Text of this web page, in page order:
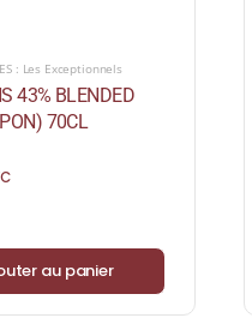
: Les Exceptionnels
43% BLENDED
70CL
au panier